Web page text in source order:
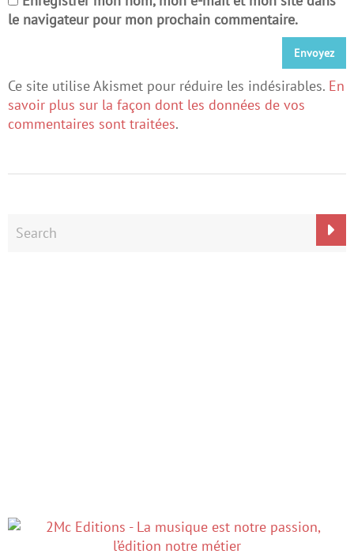
le navigateur pour mon prochain commentaire.
Ce site utilise Akismet pour réduire les indésirables. En
savoir plus sur la façon dont les données de vos
commentaires sont traitées.